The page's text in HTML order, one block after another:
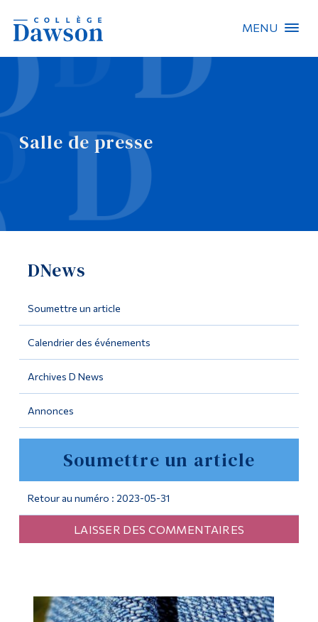
MENU
Salle de presse
DNews
Soumettre un article
Calendrier des événements
Archives D News
Annonces
Soumettre un article
Retour au numéro : 2023-05-31
LAISSER DES COMMENTAIRES
Recherche sur le site
Recherche de personnes
EN
Omnivox
Outils
Programmes
Formation continue
Admissions
Qui vous êtes
Étudiants actuels